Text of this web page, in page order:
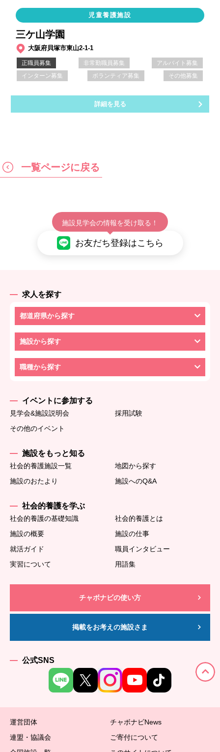
児童養護施設
三ケ山学園
大阪府貝塚市東山2-1-1
正職員募集 非常勤職員募集
アルバイト募集
インターン募集
ボランティア募集 その他募集
詳細を見る
一覧ページに戻る
施設見学会の情報を受け取る！
お友だち登録はこちら
求人を探す
都道府県から探す
施設から探す
職種から探す
イベントに参加する
見学会&施設説明会
採用試験
その他のイベント
施設をもっと知る
社会的養護施設一覧
地図から探す
施設のおたより
施設へのQ&A
社会的養護を学ぶ
社会的養護の基礎知識
社会的養護とは
施設の概要
施設の仕事
就活ガイド
職員インタビュー
実習について
用語集
チャボナビの使い方
掲載をお考えの施設さま
公式SNS
運営団体
チャボナビNews
連盟・協議会
ご寄付について